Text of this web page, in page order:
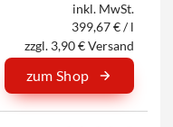
inkl. MwSt.
399,67 € / l
zzgl. 3,90 € Versand
zum Shop